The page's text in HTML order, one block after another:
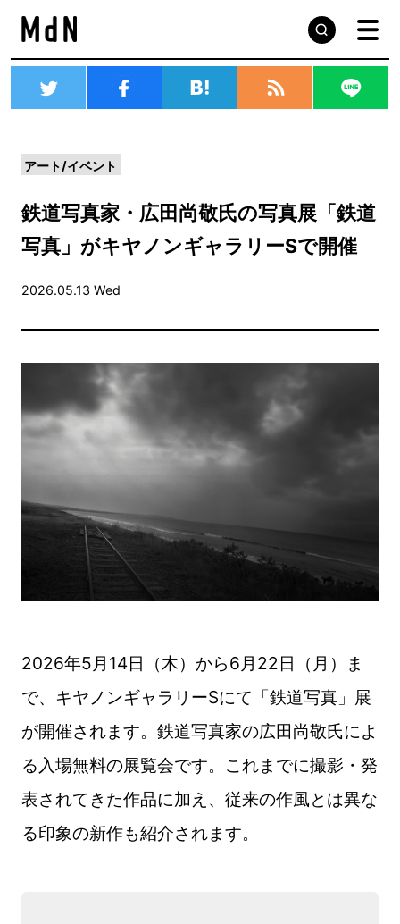
アート/イベント
鉄道写真家・広田尚敬氏の写真展「鉄道
写真」がキヤノンギャラリーSで開催
2026.05.13 Wed
2026年5月14日（木）から6月22日（月）ま
で、キヤノンギャラリーSにて「鉄道写真」展
が開催されます。鉄道写真家の広田尚敬氏によ
る入場無料の展覧会です。これまでに撮影・発
表されてきた作品に加え、従来の作風とは異な
る印象の新作も紹介されます。